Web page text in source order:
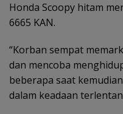
Honda Scoopy hitam
6665 KAN.
“Korban sempat
dan mencoba
beberapa saat
dalam keadaan